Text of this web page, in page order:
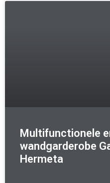
Multifunctionele
wandgarderobe
Hermeta